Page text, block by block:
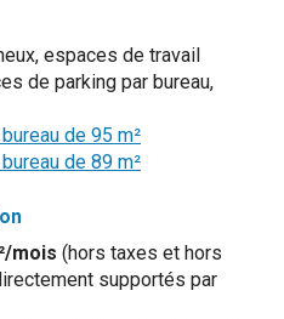
espaces de travail
de parking par bureau,
de 95 m²
de 89 m²
mois (hors taxes et hors
supportés par